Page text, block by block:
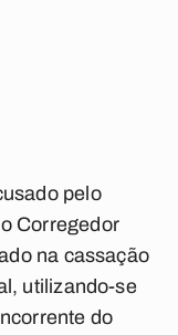
pelo
Corregedor
na cassação
utilizando-se
do